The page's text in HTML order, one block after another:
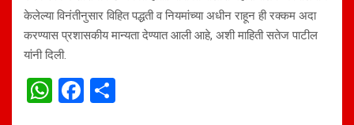
केलेल्या विनंतीनुसार विहित पद्धती व नियमांच्या अधीन राहून ही रक्कम अदा
करण्यास प्रशासकीय मान्यता देण्यात आली आहे, अशी माहिती सतेज पाटील
यांनी दिली.
W
F